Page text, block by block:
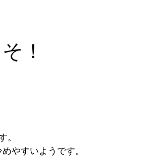
！
。
やすいようです。